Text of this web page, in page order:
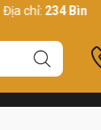
234 Bình Thới,